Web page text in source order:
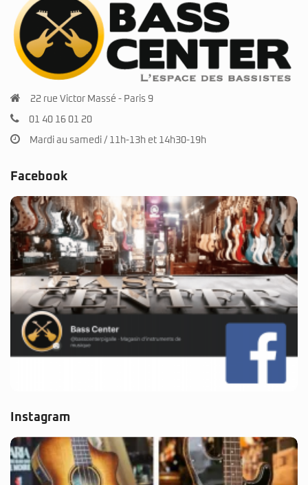
22 rue Victor Massé - Paris 9
01 40 16 01 20
Mardi au samedi / 11h-13h et 14h30-19h
Facebook
Instagram